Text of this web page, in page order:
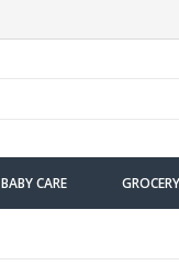
BABY CARE GROCERY